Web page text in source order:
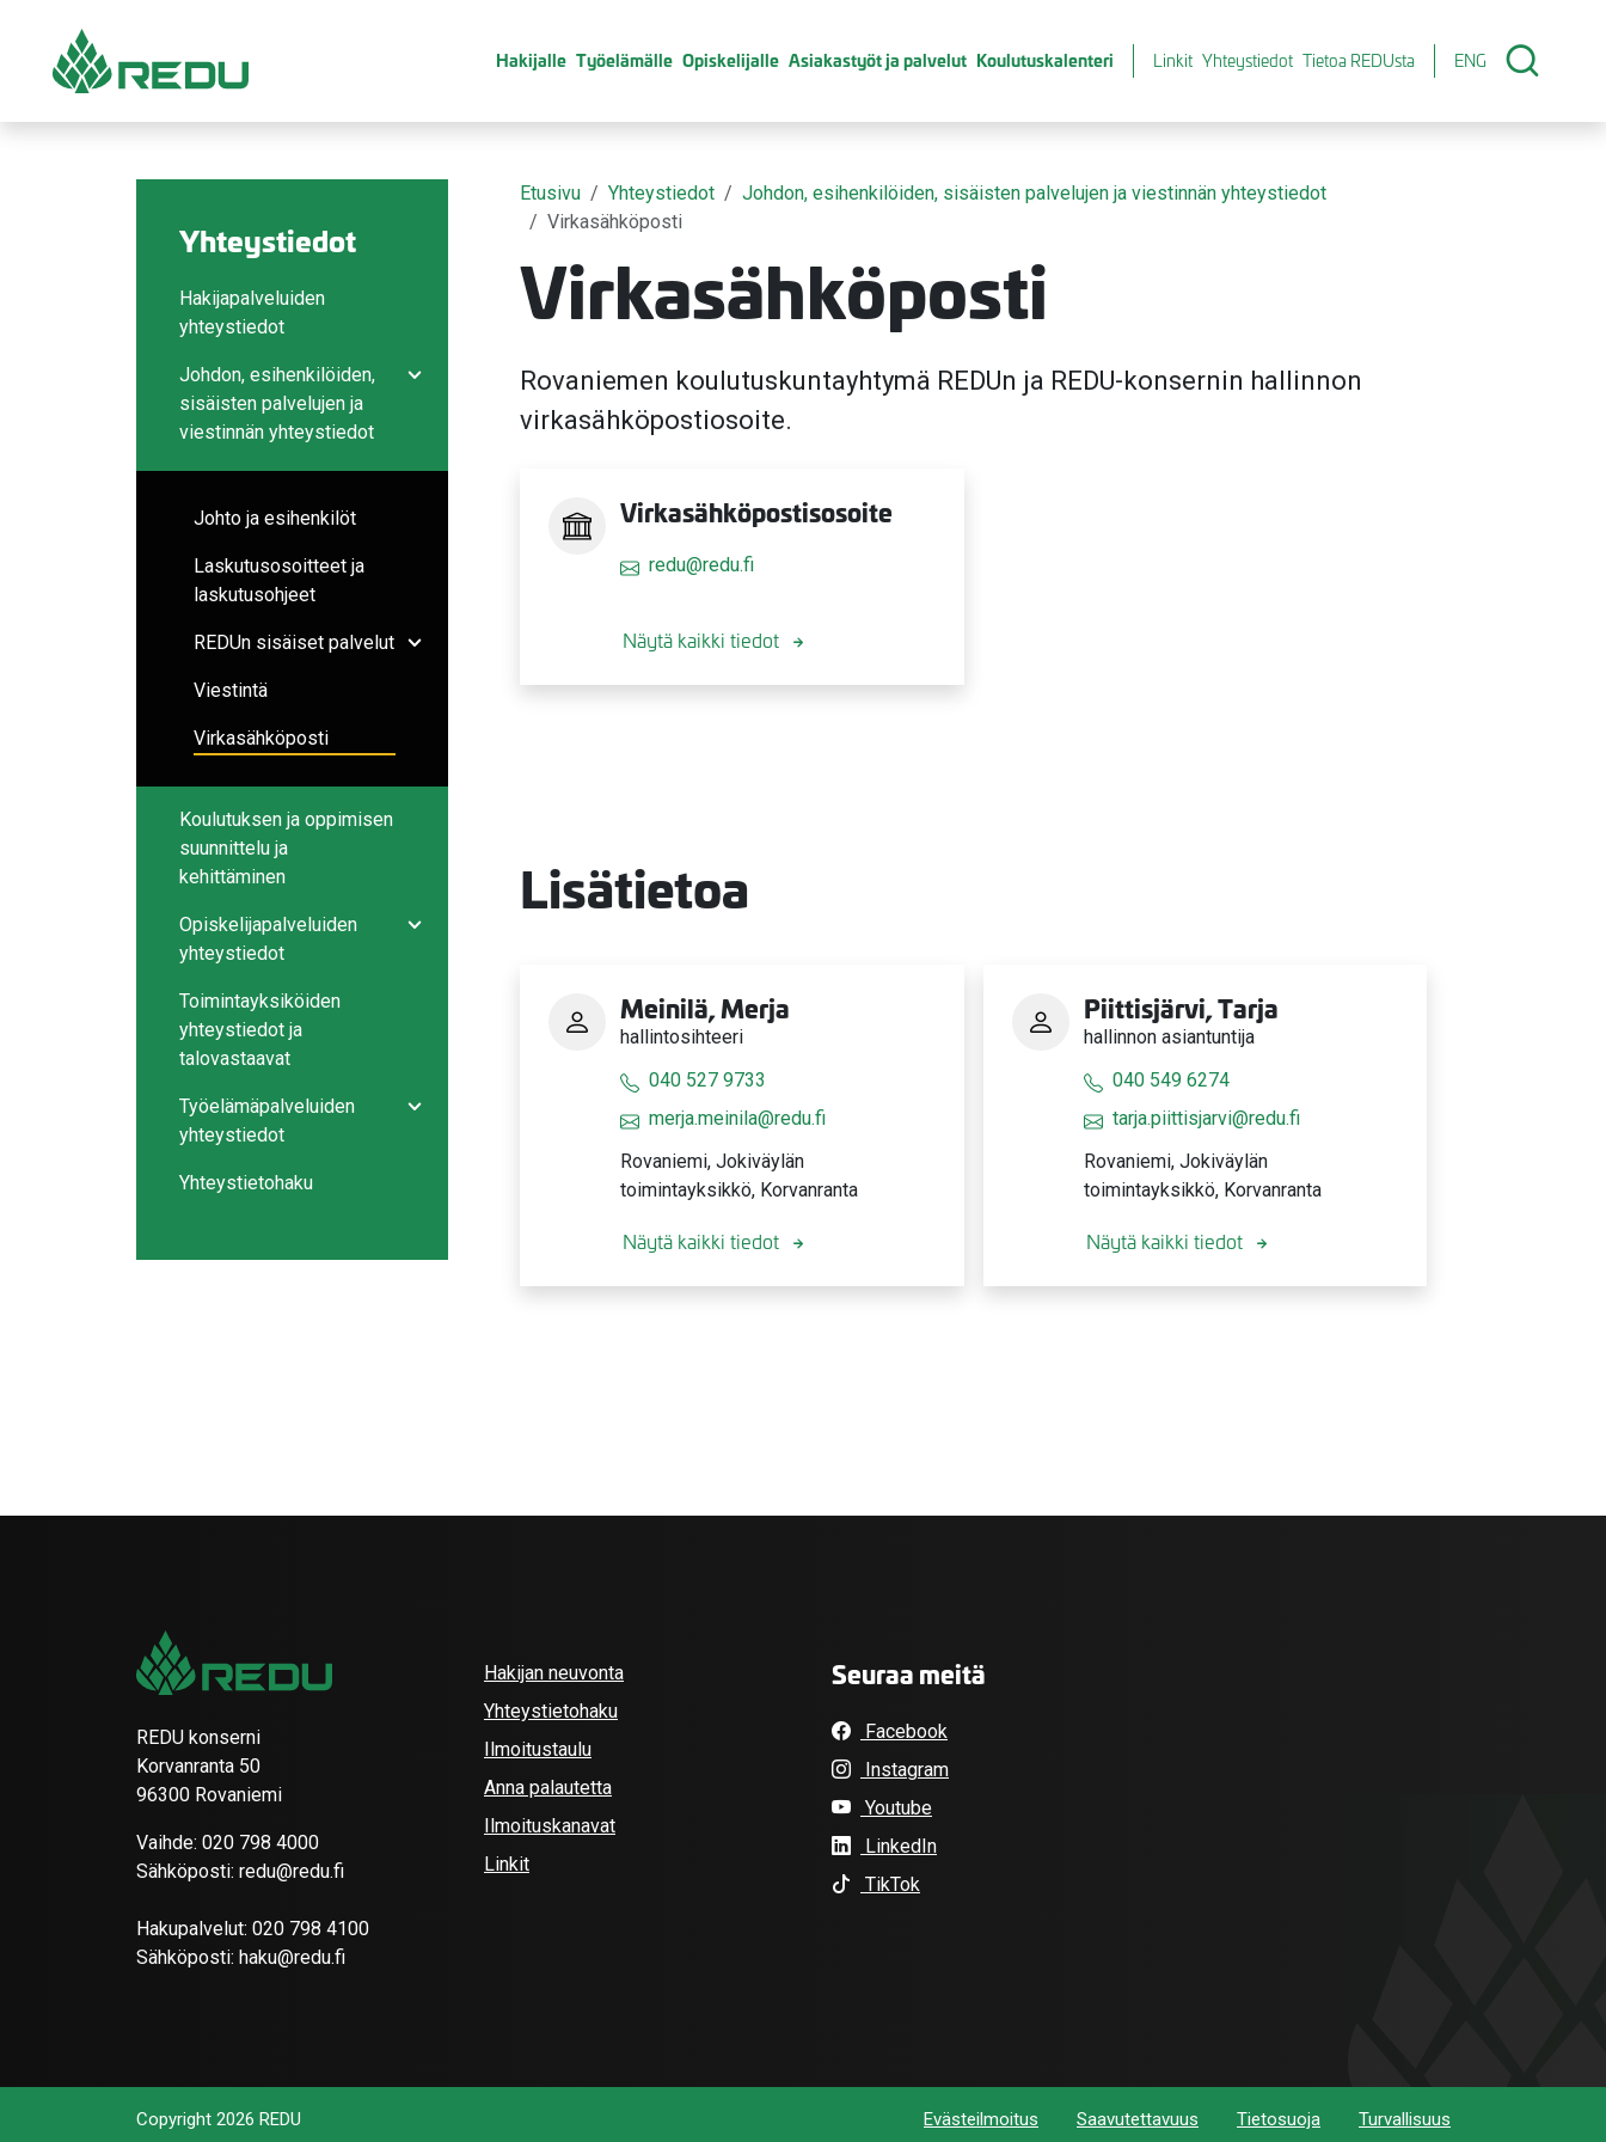
Hakijalle Työelämälle Opiskelijalle Asiakastyöt ja palvelut Koulutuskalenteri Linkit Yhteystiedot Tietoa REDUsta ENG
Yhteystiedot
Hakijapalveluiden
yhteystiedot
Avaa/sulje alavalikko
Johdon, esihenkilöiden,
sisäisten palvelujen ja
viestinnän yhteystiedot
Johto ja esihenkilöt
Laskutusosoitteet ja
laskutusohjeet
REDUn sisäiset palvelut
Viestintä
Virkasähköposti
Koulutuksen ja oppimisen
suunnittelu ja
kehittäminen
Opiskelijapalveluiden
yhteystiedot
Toimintayksiköiden
yhteystiedot ja
talovastaavat
Työelämäpalveluiden
yhteystiedot
Yhteystietohaku
Etusivu Yhteystiedot
Johdon, esihenkilöiden, sisäisten palvelujen ja viestinnän yhteystiedot
Virkasähköposti
Virkasähköposti
Rovaniemen koulutuskuntayhtymä REDUn ja REDU-konsernin hallinnon
virkasähköpostiosoite.
Virkasähköpostisosoite
redu@redu.fi
Näytä kaikki tiedot
Lisätietoa
Meinilä, Merja
hallintosihteeri
040 527 9733
merja.meinila@redu.fi
Rovaniemi, Jokiväylän
toimintayksikkö, Korvanranta
Näytä kaikki tiedot
Piittisjärvi, Tarja
hallinnon asiantuntija
040 549 6274
tarja.piittisjarvi@redu.fi
Rovaniemi, Jokiväylän
toimintayksikkö, Korvanranta
Näytä kaikki tiedot
REDU konserni
Korvanranta 50
96300 Rovaniemi
Vaihde: 020 798 4000
Sähköposti: redu@redu.fi
Hakupalvelut: 020 798 4100
Sähköposti: haku@redu.fi
Hakijan neuvonta
Yhteystietohaku
Ilmoitustaulu
Anna palautetta
Ilmoituskanavat
Linkit
Seuraa meitä
Facebook
Instagram
Youtube
LinkedIn
TikTok
Copyright 2026 REDU Evästeilmoitus Saavutettavuus Tietosuoja Turvallisuus